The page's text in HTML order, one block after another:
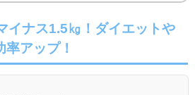
イナス1.5㎏！ダイエットや
アップ！